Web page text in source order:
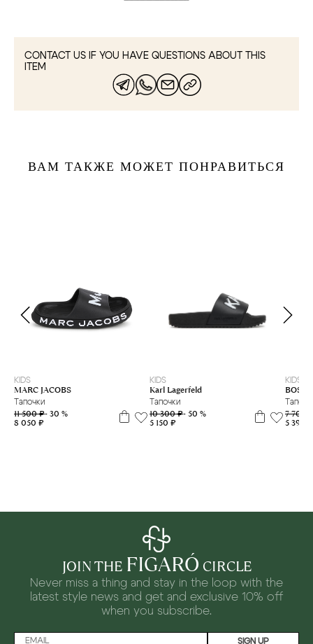
CONTACT US IF YOU HAVE QUESTIONS ABOUT THIS
ITEM
ВАМ ТАКЖЕ МОЖЕТ ПОНРАВИТЬСЯ
KIDS
MARC JACOBS
Тапочки
11 500 ₽- 30 %
8 050 ₽
KIDS
Karl Lagerfeld
Тапочки
10 300 ₽- 50 %
5 150 ₽
KIDS
BOSS
7 700
5 390 ₽
JOIN THE FIGARÓ CIRCLE
Never miss a thing and stay in the loop with the
latest style news and get and exclusive 10% off
when you subscribe.
SIGN UP